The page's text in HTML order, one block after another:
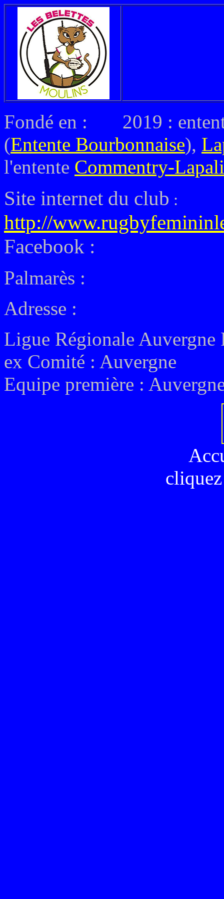
Fondé en : 2019 :
(Entente Bourbonnaise),
l'entente Commentry-
Site internet du club :
http://
Facebook :
Palmarès :
Adresse :
Ligue Régionale Auvergne
ex Comité : Auvergne
Equipe première :